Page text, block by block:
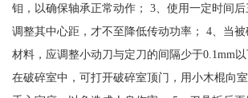
钼，以确保轴承正常动作； 3、使用一定时间
调整其中心距，才不至降低传动功率； 4、当
材料，应调整小动刀与定刀的间隔少于0.1mm
在破碎室中，可打开破碎室顶门，用小木棍向